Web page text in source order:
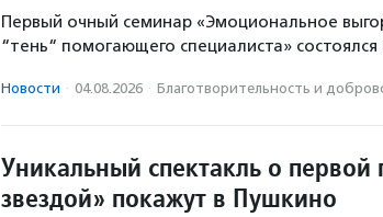
Первый очный семинар «Эмоциональное
“тень“ помогающего специалиста»
Новости · 04.08.2026 · Благотвори­тель­ность и
Уникальный спектакль о
звездой» покажут в Пушкино